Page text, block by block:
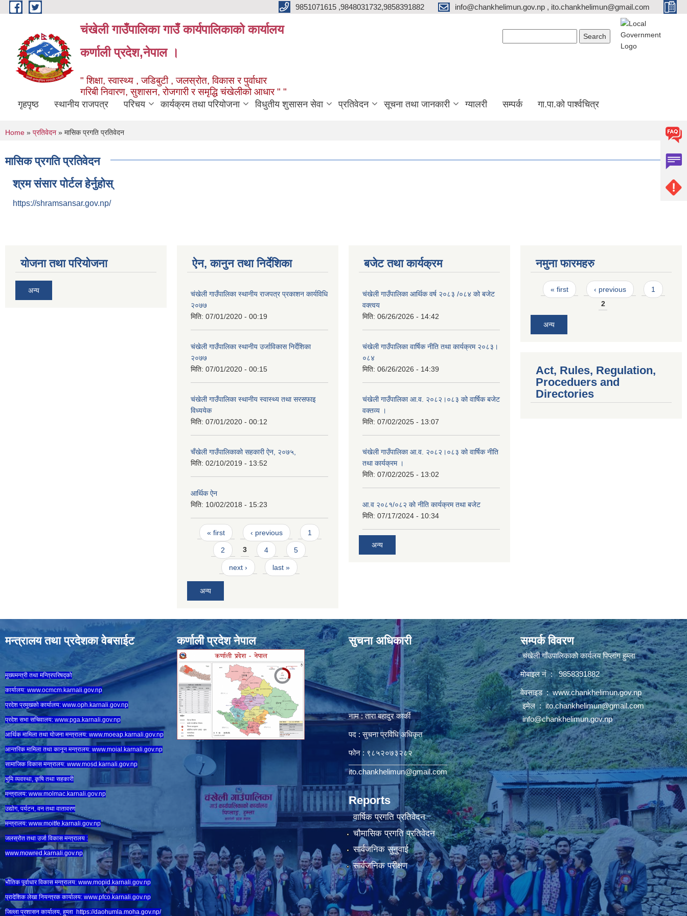
Skip to main content 9851071615 ,9848031732,9858391882 info@chankhelimun.gov.np , ito.chankhelimun@gmail.com
चंखेली गाउँपालिका गाउँ कार्यपालिकाको कार्यालय
कर्णाली प्रदेश,नेपाल ।
" शिक्षा, स्वास्थ्य , जडिबुटी , जलस्रोत, विकास र पुर्वाधार
गरिबी निवारण, सुशासन, रोजगारी र समृद्धि चंखेलीको आधार " "
गृहपृष्ठ स्थानीय राजपत्र परिचय कार्यक्रम तथा परियोजना विधुतीय शुसासन सेवा प्रतिवेदन सूचना तथा जानकारी ग्यालरी सम्पर्क गा.पा.को पार्श्वचित्र
You are here
Home » प्रतिवेदन » मासिक प्रगति प्रतिवेदन
मासिक प्रगति प्रतिवेदन
श्रम संसार पोर्टल हेर्नुहोस्
https://shramsansar.gov.np/
योजना तथा परियोजना
अन्य
ऐन, कानुन तथा निर्देशिका
चंखेली गाउँपालिका स्थानीय राजपत्र प्रकाशन कार्यविधि
२०७७
मिति: 07/01/2020 - 00:19
चंखेली गाउँपालिका स्थानीय उर्जाविकास निर्देशिका
२०७७
मिति: 07/01/2020 - 00:15
चंखेली गाउँपालिका स्थानीय स्वास्थ्य तथा सरसफाइ
विध्ययेक
मिति: 07/01/2020 - 00:12
चँखेली गाउँपालिकाको सहकारी ऐन, २०७५,
मिति: 02/10/2019 - 13:52
आर्थिक ऐन
मिति: 10/02/2018 - 15:23
Pages
« first ‹ previous 1
2 3 4 5
next › last »
अन्य
बजेट तथा कार्यक्रम
चंखेली गाउँपालिका आर्थिक वर्ष २०८३ /०८४ को बजेट
वक्त्वय
मिति: 06/26/2026 - 14:42
चंखेली गाउँपालिका वार्षिक नीति तथा कार्यक्रम २०८३।
०८४
मिति: 06/26/2026 - 14:39
चंखेली गाउँपालिका आ.व. २०८२।०८३ को वार्षिक बजेट
वक्तव्य ।
मिति: 07/02/2025 - 13:07
चंखेली गाउँपालिका आ.व. २०८२।०८३ को वार्षिक नीति
तथा कार्यक्रम ।
मिति: 07/02/2025 - 13:02
आ.व २०८१/०८२ को नीति कार्यक्रम तथा बजेट
मिति: 07/17/2024 - 10:34
अन्य
नमुना फारमहरु
Pages
« first ‹ previous
1
2
अन्य
Act, Rules, Regulation,
Proceduers and
Directories
मन्त्रालय तथा प्रदेशका वेबसाईट
मुख्यमन्त्री तथा मन्त्रिपरिषद्को
कार्यालय: www.ocmcm.karnali.gov.np
प्रदेश प्रमुखको कार्यालय: www.oph.karnali.gov.np
प्रदेश सभा सचिवालय: www.pga.karnali.gov.np
आर्थिक मामिला तथा योजना मन्त्रालय: www.moeap.karnali.gov.np
आन्तरिक मामिला तथा कानून मन्त्रालय: www.moial.karnali.gov.np
सामाजिक विकास मन्त्रालय: www.mosd.karnali.gov.np
भुमि व्यवस्था, कृषि तथा सहकारी
मन्त्रालय: www.molmac.karnali.gov.np
उद्योग, पर्यटन, वन तथा वातावरण
मन्त्रालय: www.moitfe.karnali.gov.np
जलस्रोत तथा उर्जा विकास मन्त्रालय :
www.mowred.karnali.gov.np
भौतिक पूर्वाधार विकास मन्त्रालय: www.mopid.karnali.gov.np
प्रादेशिक लेखा नियन्त्रक कार्यालय: www.pfco.karnali.gov.np
जिल्ला प्रशासन कार्यालय, हुम्ला https://daohumla.moha.gov.np/
कर्णाली प्रदेश नेपाल सुचना अधिकारी
नाम : तारा बहादुर कार्की
पद : सुचना प्रविधि अधिकृत
फोन : ९८५२०७३२८२
ito.chankhelimun@gmail.com
Reports
वार्षिक प्रगति प्रतिवेदन
चौमासिक प्रगति प्रतिवेदन
सार्वजनिक सुनुवाई
सार्वजनिक परीक्षण
सम्पर्क विवरण
चंखेली गाँउपालिकाकाे कार्यलय पिप्लांग हुम्ला
माेबाइल नं : 9858391882
वेवसाइड :www.chankhelimun.gov.np
इमेल :ito.chankhelimun@gmail.com
info@chankhelimun.gov.np